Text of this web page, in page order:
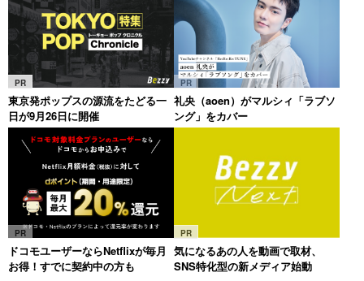
PR
東京発ポップスの源流をたどる一
日が9月26日に開催
PR
礼央（aoen）がマルシィ「ラブソ
ング」をカバー
PR
ドコモユーザーならNetflixが毎月
お得！すでに契約中の方も
PR
気になるあの人を動画で取材、
SNS特化型の新メディア始動